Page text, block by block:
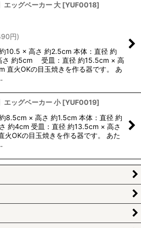
絞り込む
エッグベーカー 大 [YUF0018]
円)
10.5 × 高さ 約2.5cm 本体：直径 約
さ 約5cm 受皿：直径 約15.5cm × 高
直火OKの目玉焼きを作る器です。 あ
エッグベーカー 小 [YUF0019]
8.5cm × 高さ 約1.5cm 本体：直径 約
約4cm 受皿：直径 約13.5cm × 高さ
火OKの目玉焼きを作る器です。 あた